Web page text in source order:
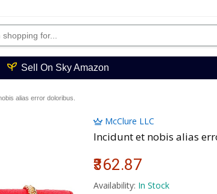
Sell On Sky Amazon
alias error doloribus.
McClure LLC
Incidunt et nobis alias
₹362.87
Availability: In Stock